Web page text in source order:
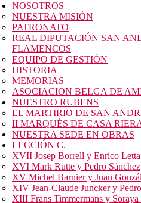
NOSOTROS
NUESTRA MISIÓN
PATRONATO
REAL DIPUTACIÓN SAN
FLAMENCOS
EQUIPO DE GESTIÓN
HISTORIA
MEMORIAS
ASOCIACION BELGA DE
NUESTRO RUBENS
EL MARTIRIO DE SAN
II MARQUÉS DE CASA
NUESTRA SEDE EN OBRAS
LECCIÓN C.
XVII Josep Borrell y Enrico Letta
XVI Mark Rutte y Pedro Sánchez
XV Michel Barnier y Juan
XIV Jean-Claude Juncker y
XIII Frans Timmermans y Soraya